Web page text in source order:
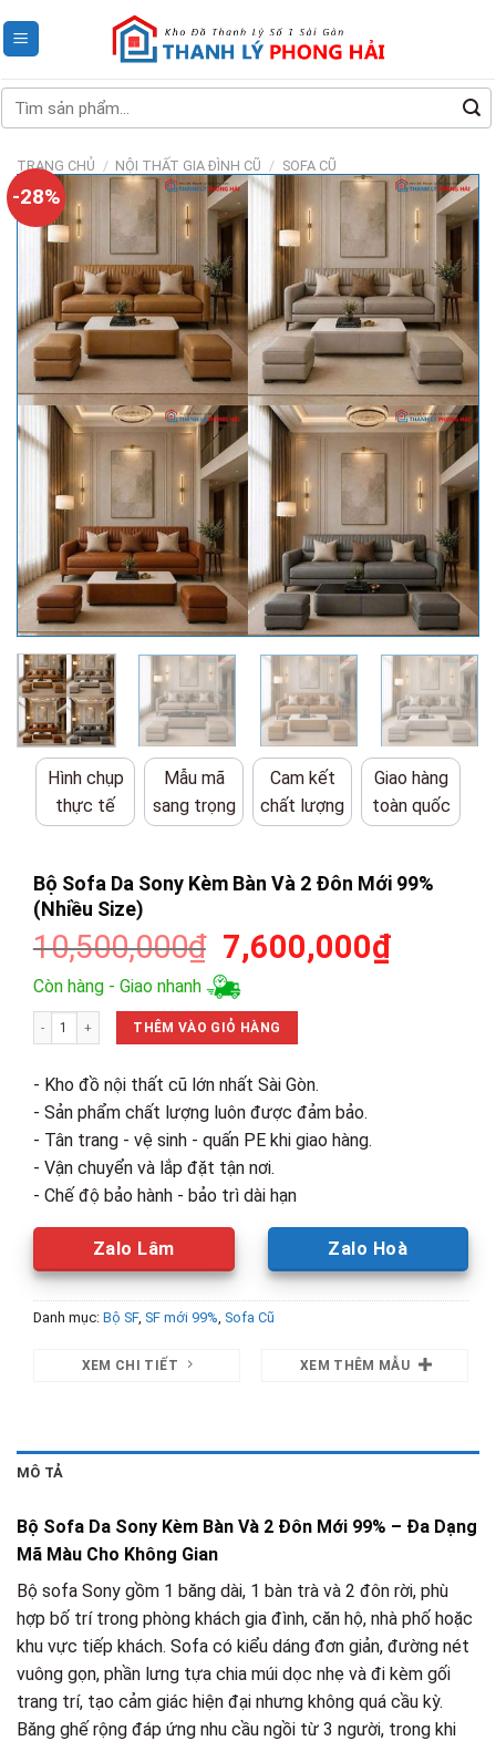
to
Tìm
kiếm:
TRANG CHỦ / NỘI THẤT GIA ĐÌNH CŨ / SOFA CŨ
-28%
Hình chụp
thực tế
Mẫu mã
sang trọng
Cam kết
chất lượng
Giao hàng
toàn quốc
Bộ Sofa Da Sony Kèm Bàn Và 2 Đôn Mới 99%
(Nhiều Size)
10,500,000₫ Giá
gốc
là:
10,500,000₫.
7,600,000₫Giá
Còn hàng - Giao nhanh
Bộ Sofa Da Sony Kèm Bàn Và 2 Đôn Mới 99% (Nhiều Size) số lượng
THÊM VÀO GIỎ HÀNG
- Kho đồ nội thất cũ lớn nhất Sài Gòn.
- Sản phẩm chất lượng luôn được đảm bảo.
- Tân trang - vệ sinh - quấn PE khi giao hàng.
- Vận chuyển và lắp đặt tận nơi.
- Chế độ bảo hành - bảo trì dài hạn
Zalo Lâm Zalo Hoà
Danh mục: Bộ SF, SF mới 99%, Sofa Cũ
XEM CHI TIẾT XEM THÊM MẪU
MÔ TẢ
Bộ Sofa Da Sony Kèm Bàn Và 2 Đôn Mới 99% – Đa Dạng
Mã Màu Cho Không Gian
Bộ sofa Sony gồm 1 băng dài, 1 bàn trà và 2 đôn rời, phù
hợp bố trí trong phòng khách gia đình, căn hộ, nhà phố hoặc
khu vực tiếp khách. Sofa có kiểu dáng đơn giản, đường nét
vuông gọn, phần lưng tựa chia múi dọc nhẹ và đi kèm gối
trang trí, tạo cảm giác hiện đại nhưng không quá cầu kỳ.
Băng ghế rộng đáp ứng nhu cầu ngồi từ 3 người, trong khi